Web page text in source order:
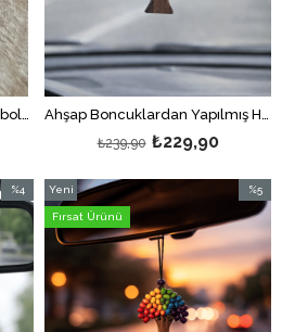
₺229,90
₺239,90
%4
İndirim
%4İndirim
%5
İndirim
Yeni
Ürün
Fırsat Ürünü